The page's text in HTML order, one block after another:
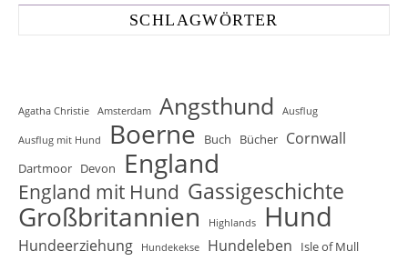
SCHLAGWÖRTER
Agatha Christie Amsterdam Angsthund Ausflug
Ausflug mit Hund Boerne Buch Bücher Cornwall
Dartmoor Devon England
England mit Hund Gassigeschichte
Großbritannien Highlands Hund
Hundeerziehung Hundekekse Hundeleben Isle of Mull